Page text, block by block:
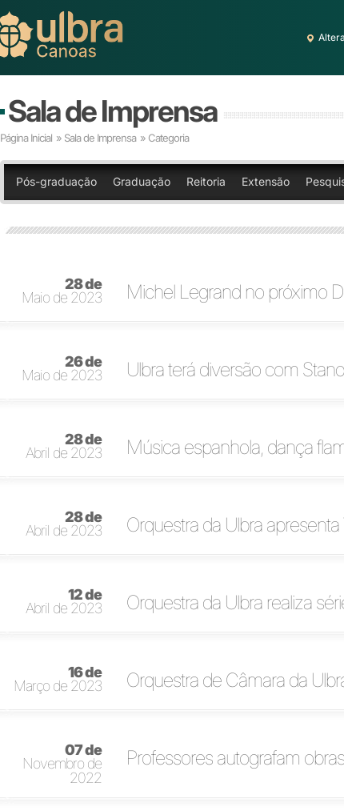
Sala de Imprensa
Página Inicial » Sala de Imprensa » Categoria
Pós-graduação Graduação Reitoria Extensão
28 de
Maio de 2023
Michel Legrand no próximo
26 de
Maio de 2023
Ulbra terá diversão com
28 de
Abril de 2023
Música espanhola, dança
28 de
Abril de 2023
Orquestra da Ulbra apresenta
12 de
Abril de 2023
Orquestra da Ulbra realiza
16 de
Março de 2023
Orquestra de Câmara da
07 de
Novembro de
2022
Professores autografam